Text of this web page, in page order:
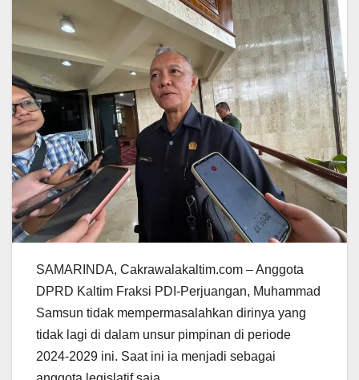
SAMARINDA, Cakrawalakaltim.com – Anggota
DPRD Kaltim Fraksi PDI-Perjuangan, Muhammad
Samsun tidak mempermasalahkan dirinya yang
tidak lagi di dalam unsur pimpinan di periode
2024-2029 ini. Saat ini ia menjadi sebagai